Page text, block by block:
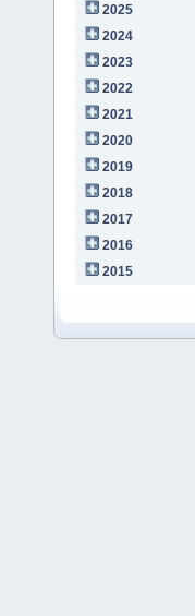
2025
2024
2023
2022
2021
2020
2019
2018
2017
2016
2015